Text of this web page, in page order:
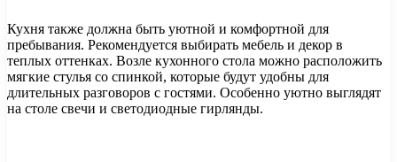
Кухня также должна быть уютной и комфортной для
пребывания. Рекомендуется выбирать мебель и декор в
теплых оттенках. Возле кухонного стола можно расположить
мягкие стулья со спинкой, которые будут удобны для
длительных разговоров с гостями. Особенно уютно выглядят
на столе свечи и светодиодные гирлянды.